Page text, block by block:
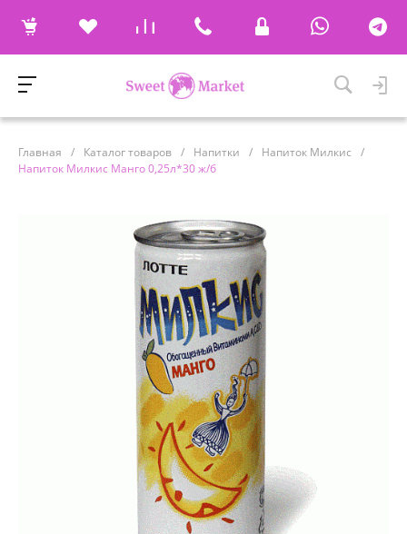
Главная / Каталог товаров / Напитки / Напиток Милкис
/
Напиток Милкис Манго 0,25л*30 ж/б